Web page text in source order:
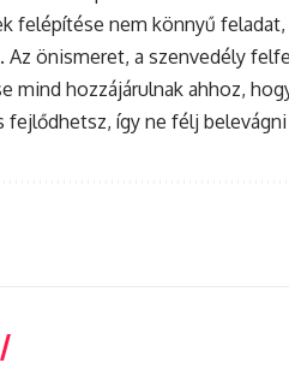
felépítése nem könnyű
Az önismeret, a szenvedély
mind hozzájárulnak ahhoz,
így ne félj